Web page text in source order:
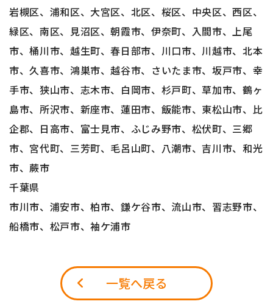
岩槻区、浦和区、大宮区、北区、桜区、中央区、西区、
緑区、南区、見沼区、朝霞市、伊奈町、入間市、上尾
市、桶川市、越生町、春日部市、川口市、川越市、北本
市、久喜市、鴻巣市、越谷市、さいたま市、坂戸市、幸
手市、狭山市、志木市、白岡市、杉戸町、草加市、鶴ヶ
島市、所沢市、新座市、蓮田市、飯能市、東松山市、比
企郡、日高市、富士見市、ふじみ野市、松伏町、三郷
市、宮代町、三芳町、毛呂山町、八潮市、吉川市、和光
市、蕨市
千葉県
市川市、浦安市、柏市、鎌ケ谷市、流山市、習志野市、
船橋市、松戸市、袖ケ浦市
一覧へ戻る